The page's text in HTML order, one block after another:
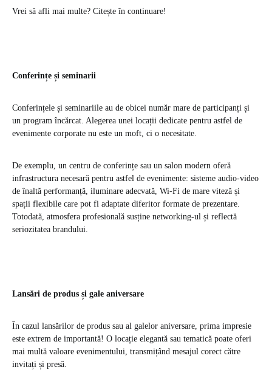
Vrei să afli mai multe? Citește în continuare!
Conferințe și seminarii
Conferințele și seminariile au de obicei număr mare de participanți și
un program încărcat. Alegerea unei locații dedicate pentru astfel de
evenimente corporate nu este un moft, ci o necesitate.
De exemplu, un centru de conferințe sau un salon modern oferă
infrastructura necesară pentru astfel de evenimente: sisteme audio-video
de înaltă performanță, iluminare adecvată, Wi-Fi de mare viteză și
spații flexibile care pot fi adaptate diferitor formate de prezentare.
Totodată, atmosfera profesională susține networking-ul și reflectă
seriozitatea brandului.
Lansări de produs și gale aniversare
În cazul lansărilor de produs sau al galelor aniversare, prima impresie
este extrem de importantă! O locație elegantă sau tematică poate oferi
mai multă valoare evenimentului, transmițând mesajul corect către
invitați și presă.